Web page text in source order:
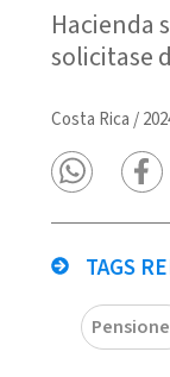
Hacienda
solicitase
Costa Rica /
TAGS